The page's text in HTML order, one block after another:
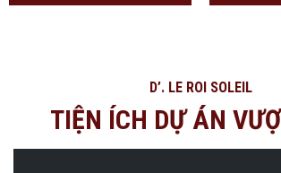
D’. LE ROI SOLEIL
TIỆN ÍCH DỰ ÁN